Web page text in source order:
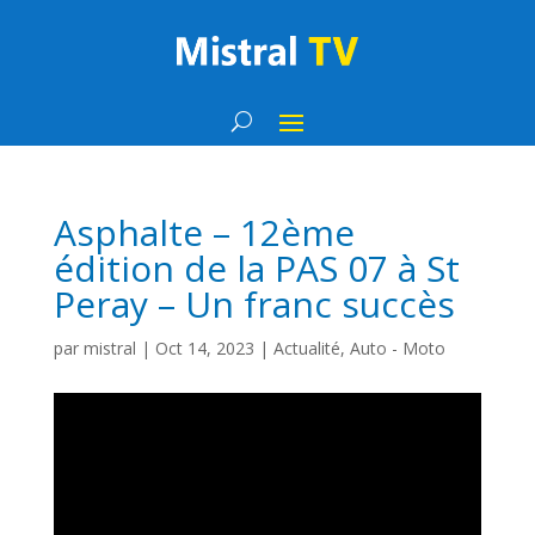
Asphalte – 12ème
édition de la PAS 07 à St
Peray – Un franc succès
par mistral | Oct 14, 2023 | Actualité, Auto - Moto